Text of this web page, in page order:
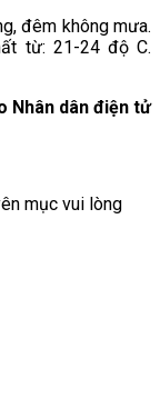
đêm không mưa.
từ: 21-24 độ C.
Nhân dân điện tử
mục vui lòng